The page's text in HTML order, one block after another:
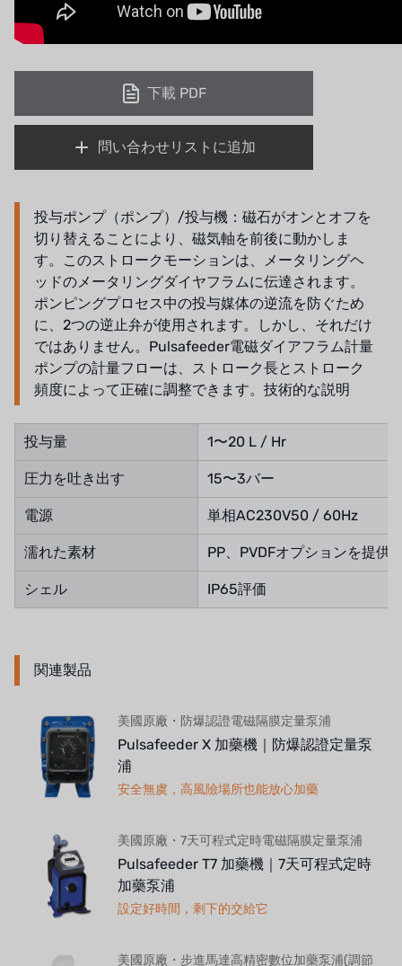
下載 PDF
問い合わせリストに追加
投与ポンプ（ポンプ）/投与機：磁石がオンとオフを
切り替えることにより、磁気軸を前後に動かしま
す。このストロークモーションは、メータリングヘ
ッドのメータリングダイヤフラムに伝達されます。
ポンピングプロセス中の投与媒体の逆流を防ぐため
に、2つの逆止弁が使用されます。しかし、それだけ
ではありません。Pulsafeeder電磁ダイアフラム計量
ポンプの計量フローは、ストローク長とストローク
頻度によって正確に調整できます。技術的な説明
投与量 1〜20 L / Hr
圧力を吐き出す 15〜3バー
電源 単相AC230V50 / 60Hz
濡れた素材 PP、PVDFオプションを提供
シェル IP65評価
関連製品
美國原廠・防爆認證電磁隔膜定量泵浦
Pulsafeeder X 加藥機｜防爆認證定量泵
浦
安全無虞，高風險場所也能放心加藥
美國原廠・7天可程式定時電磁隔膜定量泵浦
Pulsafeeder T7 加藥機｜7天可程式定時
加藥泵浦
設定好時間，剩下的交給它
美國原廠・步進馬達高精密數位加藥泵浦(調節